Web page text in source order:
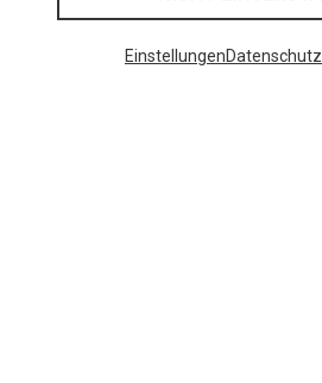
EinstellungenDatenschutz